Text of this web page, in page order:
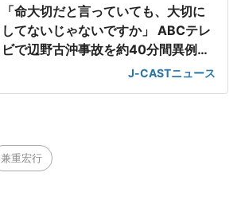
「命大切だと言っていても、大切に
してないじゃないですか」 ABCテレ
ビで辺野古沖事故を約40分間異例の
J-CASTニュース
兼重宏行